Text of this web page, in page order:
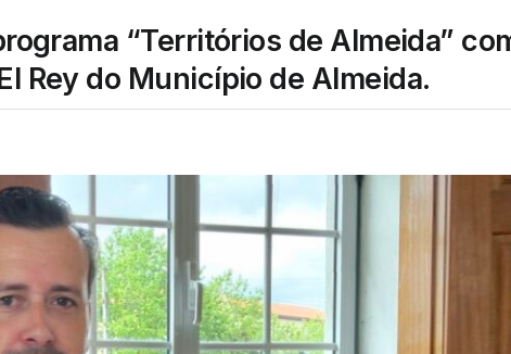
“Territórios de Almeida”
Rey do Município de Almeida.